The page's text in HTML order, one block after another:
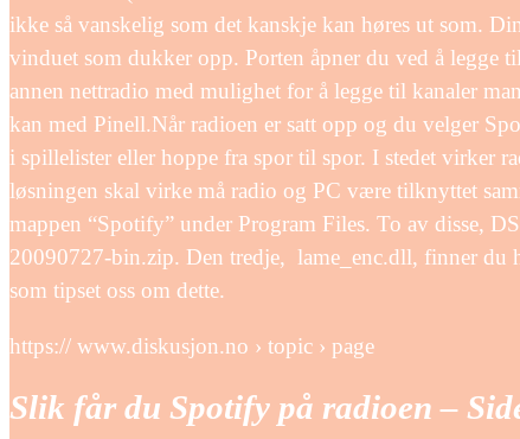
ikke så vanskelig som det kanskje kan høres ut som.
vinduet som dukker opp. Porten åpner du ved å legge
annen nettradio med mulighet for å legge til kanaler
kan med Pinell.Når radioen er satt opp og du velger
i spillelister eller hoppe fra spor til spor. I stedet virker
løsningen skal virke må radio og PC være tilknyttet
mappen “Spotify” under Program Files. To av disse,
20090727-bin.zip. Den tredje, lame_enc.dll, finner du
som tipset oss om dette.
https:// www.diskusjon.no › topic › page
Slik får du Spotify på radioen –